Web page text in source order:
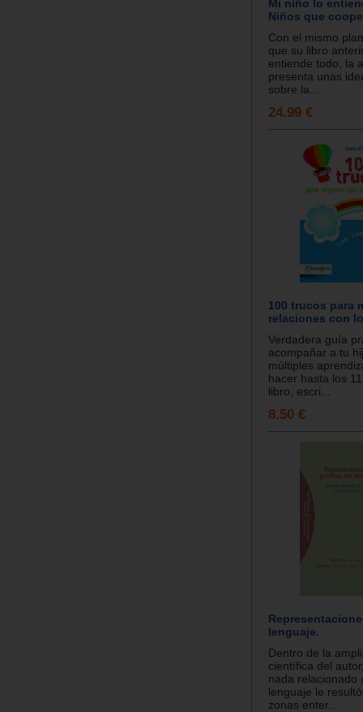
Mi niño lo
Niños que
Con el mismo
que su libro
entiende todo, la
presenta unas
sobre la...
24.99 €
100 trucos para
relaciones con
Verdadera guía
acompañar a tu
múltiples
hacer hasta los
libro, escri...
8.50 €
lenguaje.
Dentro de la
científica del
nada relacionado
lenguaje le
zonas enter...